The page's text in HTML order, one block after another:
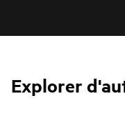
Explorer